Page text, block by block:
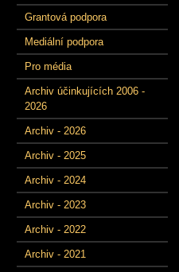
Grantová podpora
Mediální podpora
Pro média
Archiv účinkujících 2006 -
2026
Archiv - 2026
Archiv - 2025
Archiv - 2024
Archiv - 2023
Archiv - 2022
Archiv - 2021